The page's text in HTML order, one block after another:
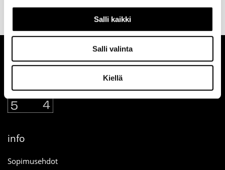
Salli kaikki
Salli valinta
Kiellä
tilauksen
palautusoikeus
verkosta
maksutapa
info
Sopimusehdot